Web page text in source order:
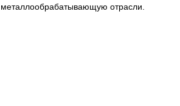
металлообрабатывающую отрасли.